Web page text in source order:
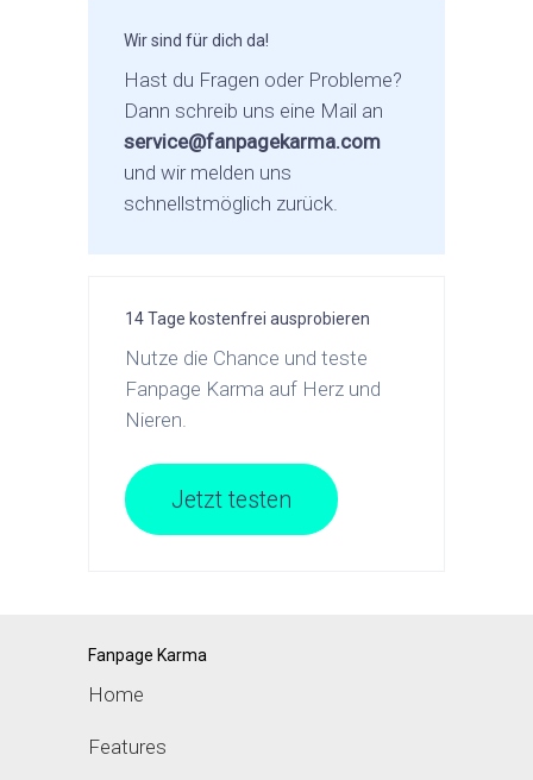
Wir sind für dich da!
Hast du Fragen oder Probleme?
Dann schreib uns eine Mail an
service@fanpagekarma.com
und wir melden uns
schnellstmöglich zurück.
14 Tage kostenfrei ausprobieren
Nutze die Chance und teste
Fanpage Karma auf Herz und
Nieren.
Jetzt testen
Fanpage Karma
Home
Features